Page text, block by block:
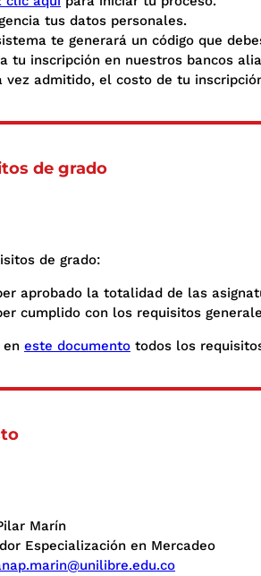
tus datos personales.​
te generará un código que
tu inscripción en nuestros bancos
vez admitido, el costo de tu
de grado
de grado:
aprobado la totalidad de las
cumplido con los requisitos
en este documento todos los
Marín
Especialización en Mercadeo